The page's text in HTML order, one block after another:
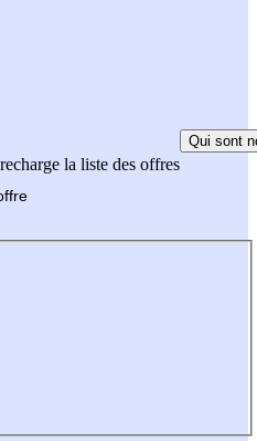
la liste des offres
Qui sont